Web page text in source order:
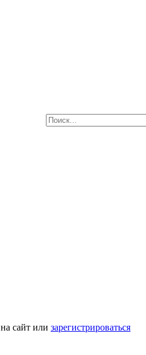
на сайт или зарегистрироваться